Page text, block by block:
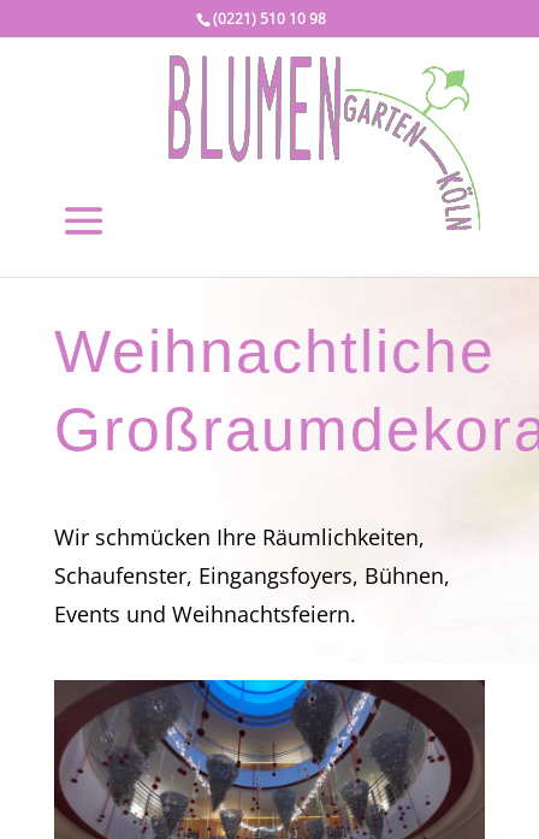
(0221) 510 10 98
Weihnachtliche
Wir schmücken Ihre Räumlichkeiten,
Schaufenster, Eingangsfoyers, Bühnen,
Events und Weihnachtsfeiern.